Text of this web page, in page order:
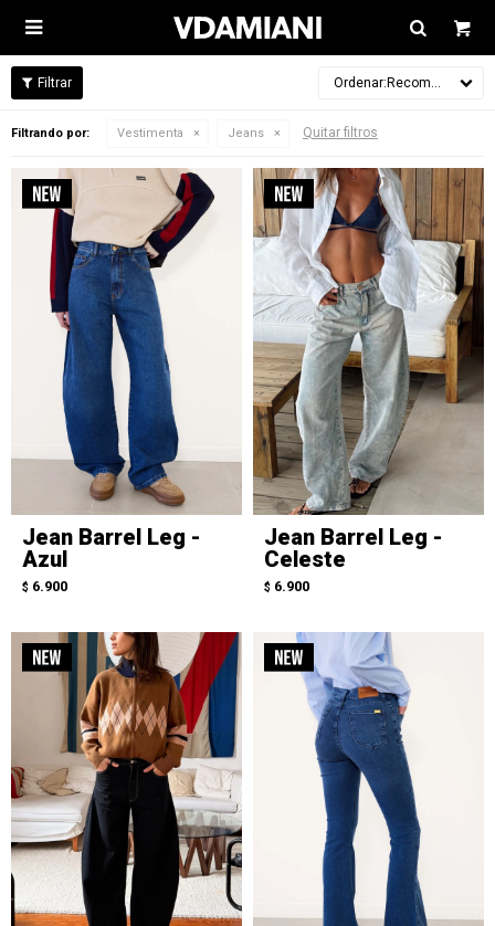

Recomendados
Filtrando por: Vestimenta Jeans Quitar filtros
Jean Barrel Leg -
Azul
$ 6.900
Jean Barrel Leg -
Celeste
$ 6.900